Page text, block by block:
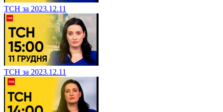
ТСН за 2023.12.11
ТСН за 2023.12.11